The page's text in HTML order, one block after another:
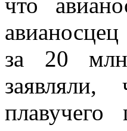
за 20 млн